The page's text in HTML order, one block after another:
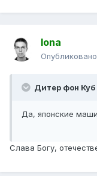
Iona
Опубликовано
Дитер фон Куб
Да, японские
Слава Богу,